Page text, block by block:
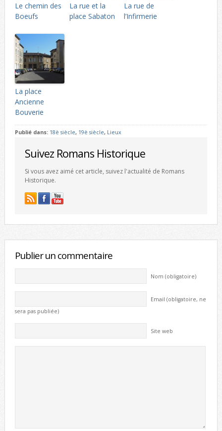
Le chemin des
Boeufs
La rue et la
place Sabaton
La rue de
l’Infirmerie
La place
Ancienne
Bouverie
Publié dans: 18è siècle, 19è siècle, Lieux
Suivez Romans Historique
Si vous avez aimé cet article, suivez l'actualité de Romans
Historique.
Publier un commentaire
Nom (obligatoire)
Email (obligatoire, ne
sera pas publiée)
Site web